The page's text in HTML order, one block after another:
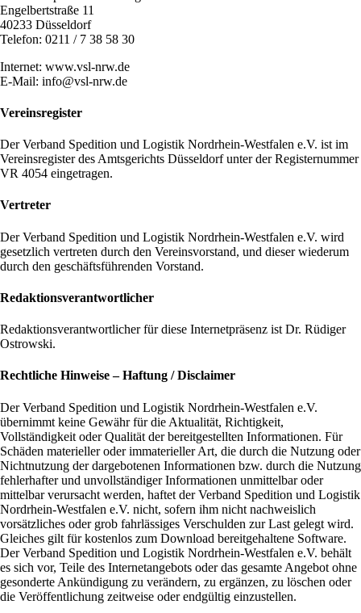
Engelbertstraße 11
40233 Düsseldorf
Telefon: 0211 / 7 38 58 30
Internet: www.vsl-nrw.de
E-Mail: info@vsl-nrw.de
Vereinsregister
Der Verband Spedition und Logistik Nordrhein-Westfalen e.V. ist im
Vereinsregister des Amtsgerichts Düsseldorf unter der Registernummer
VR 4054 eingetragen.
Vertreter
Der Verband Spedition und Logistik Nordrhein-Westfalen e.V. wird
gesetzlich vertreten durch den Vereinsvorstand, und dieser wiederum
durch den geschäftsführenden Vorstand.
Redaktionsverantwortlicher
Redaktionsverantwortlicher für diese Internetpräsenz ist Dr. Rüdiger
Ostrowski.
Rechtliche Hinweise – Haftung / Disclaimer
Der Verband Spedition und Logistik Nordrhein-Westfalen e.V.
übernimmt keine Gewähr für die Aktualität, Richtigkeit,
Vollständigkeit oder Qualität der bereitgestellten Informationen. Für
Schäden materieller oder immaterieller Art, die durch die Nutzung oder
Nichtnutzung der dargebotenen Informationen bzw. durch die Nutzung
fehlerhafter und unvollständiger Informationen unmittelbar oder
mittelbar verursacht werden, haftet der Verband Spedition und Logistik
Nordrhein-Westfalen e.V. nicht, sofern ihm nicht nachweislich
vorsätzliches oder grob fahrlässiges Verschulden zur Last gelegt wird.
Gleiches gilt für kostenlos zum Download bereitgehaltene Software.
Der Verband Spedition und Logistik Nordrhein-Westfalen e.V. behält
es sich vor, Teile des Internetangebots oder das gesamte Angebot ohne
gesonderte Ankündigung zu verändern, zu ergänzen, zu löschen oder
die Veröffentlichung zeitweise oder endgültig einzustellen.